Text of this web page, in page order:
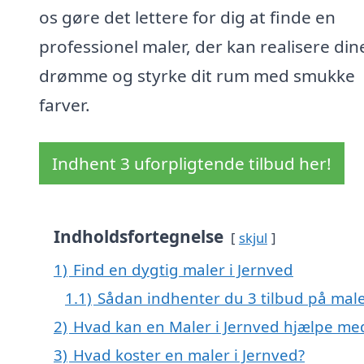
os gøre det lettere for dig at finde en
professionel maler, der kan realisere
drømme og styrke dit rum med smukke
farver.
Indhent 3 uforpligtende tilbud her!
Indholdsfortegnelse skjul
1) Find en dygtig maler i Jernved
1.1) Sådan indhenter du 3 tilbud på
2) Hvad kan en Maler i Jernved hjælpe
3) Hvad koster en maler i Jernved?